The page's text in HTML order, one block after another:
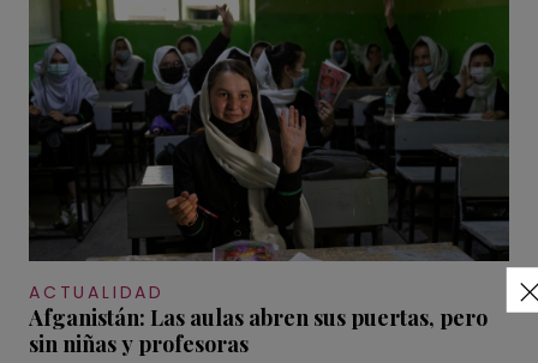
ACTUALIDAD
Afganistán: Las aulas abren sus puertas, pero
sin niñas y profesoras